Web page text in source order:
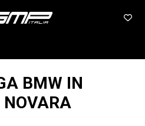
BMW IN
NOVARA